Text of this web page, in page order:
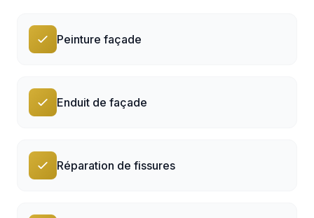
Peinture façade
Enduit de façade
Réparation de fissures